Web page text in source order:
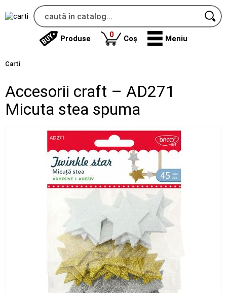
Produse 0produse
Coș Meniu
Carti
Accesorii craft – AD271
Micuta stea spuma